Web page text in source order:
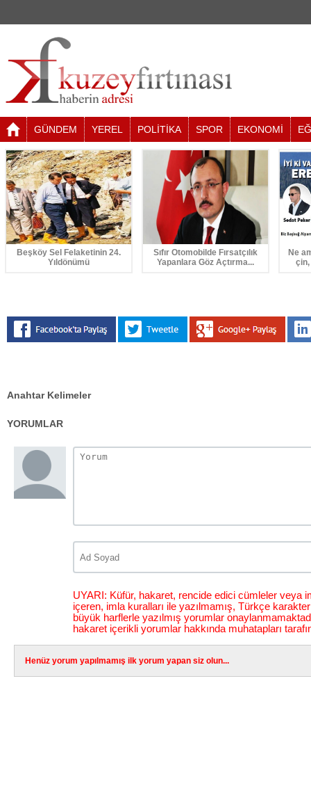
GÜNDEM YEREL POLİTİKA SPOR EKONOMİ
Beşköy Sel Felaketinin 24.
Yıldönümü
Sıfır Otomobilde Fırsatçılık
Yapanlara Göz Açtırma...
Ne
Anahtar Kelimeler
YORUMLAR
UYARI: Küfür, hakaret, rencide edici cümleler veya
içeren, imla kuralları ile yazılmamış, Türkçe
büyük harflerle yazılmış yorumlar
hakaret içerikli yorumlar hakkında muhatapları
Henüz yorum yapılmamış ilk yorum yapan siz olun...